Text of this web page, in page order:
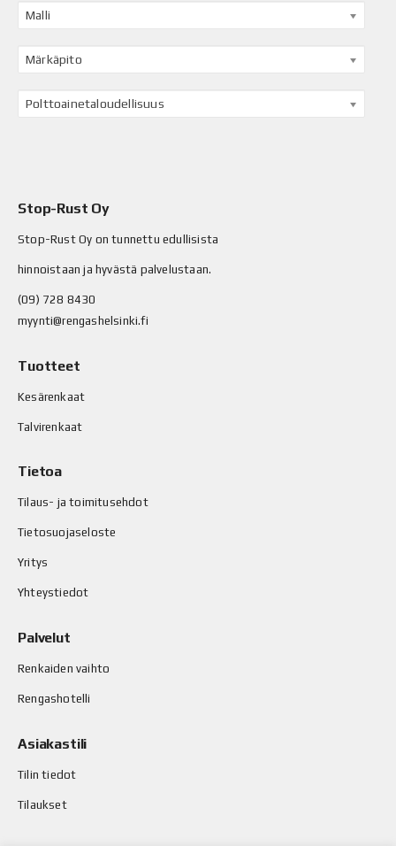
Malli
Märkäpito
Polttoainetaloudellisuus
Stop-Rust Oy
Stop-Rust Oy on tunnettu edullisista
hinnoistaan ja hyvästä palvelustaan.
(09) 728 8430
myynti@rengashelsinki.fi
Tuotteet
Kesärenkaat
Talvirenkaat
Tietoa
Tilaus- ja toimitusehdot
Tietosuojaseloste
Yritys
Yhteystiedot
Palvelut
Renkaiden vaihto
Rengashotelli
Asiakastili
Tilin tiedot
Tilaukset